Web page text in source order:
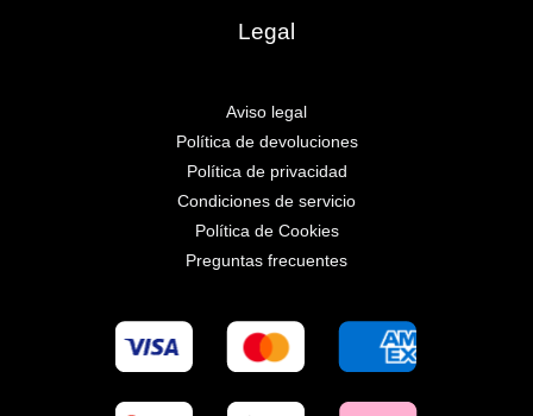
Legal
Aviso legal
Política de devoluciones
Política de privacidad
Condiciones de servicio
Política de Cookies
Preguntas frecuentes